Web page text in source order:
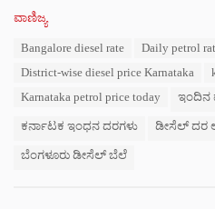
C
ವಾಣಿಜ್ಯ
Bangalore diesel rate
Daily petrol
District-wise diesel price Karnataka
Karnataka petrol price today
ಇಂದಿನ
ಕರ್ನಾಟಕ ಇಂಧನ ದರಗಳು ಡೀಸೆಲ್ ದರ
ಬೆಂಗಳೂರು ಡೀಸೆಲ್ ಬೆಲೆ